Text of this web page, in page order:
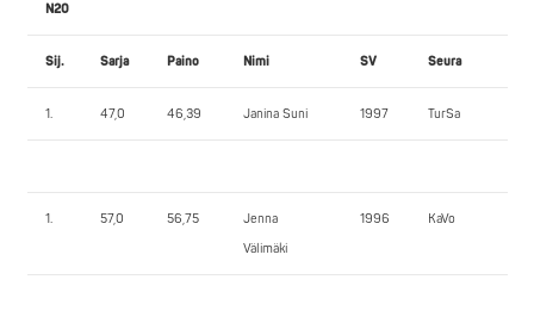
N20
Sij. Sarja Paino Nimi SV Seura
1. 47,0 46,39 Janina Suni 1997 TurSa
1. 57,0 56,75
Jenna
Välimäki
1996 KaVo